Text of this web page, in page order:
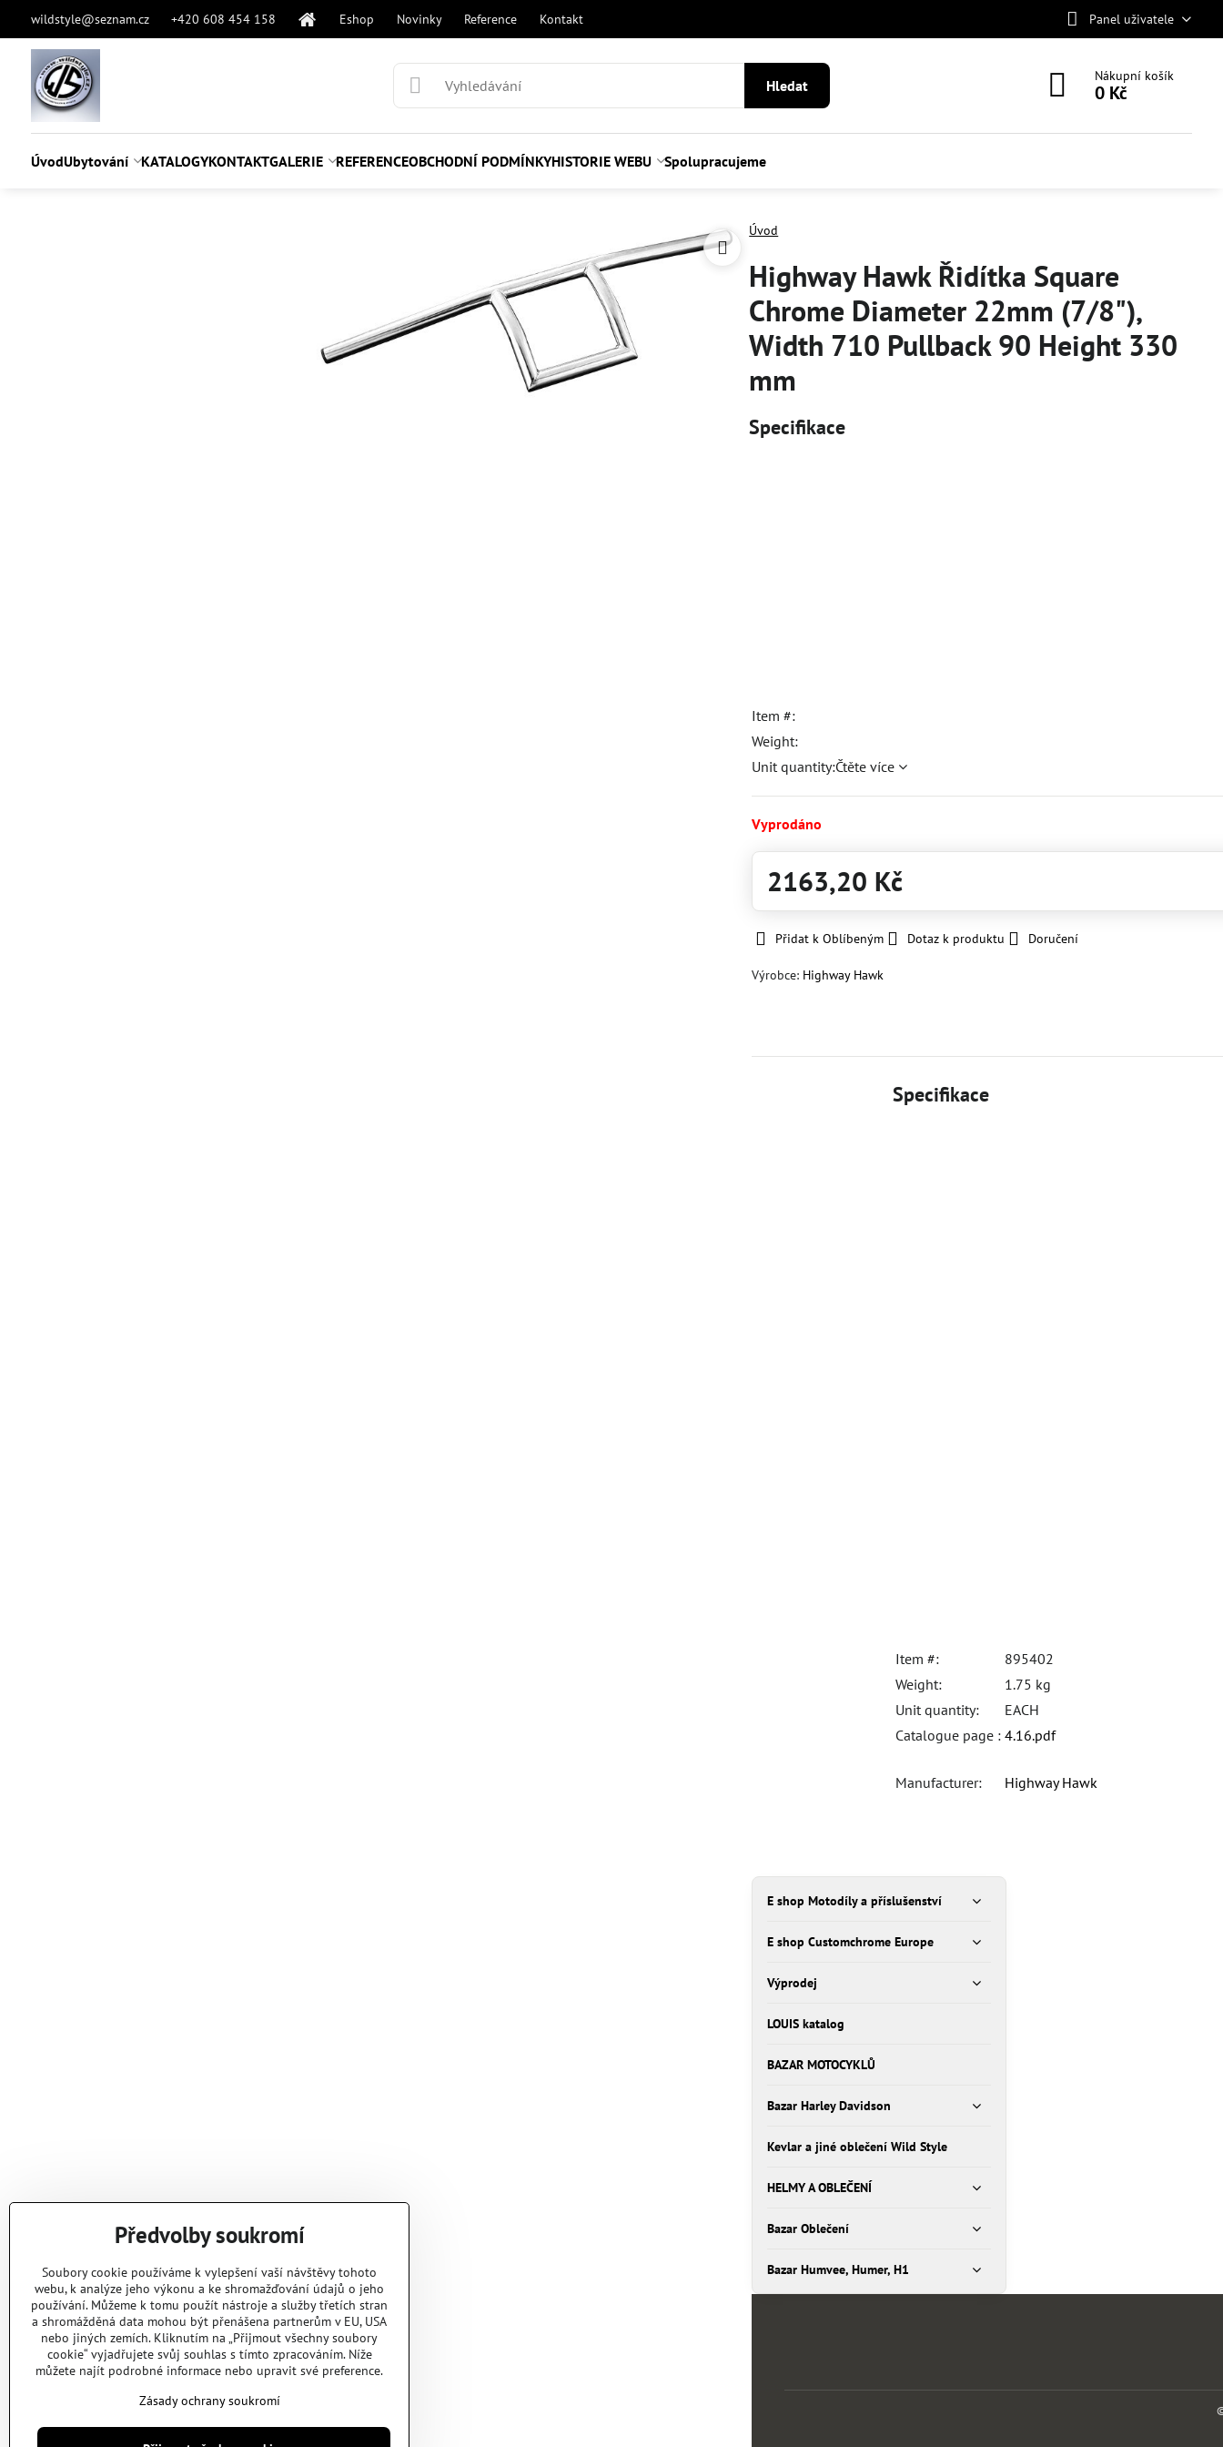
wildstyle@seznam.cz +420 608 454 158 Eshop Novinky Reference Kontakt Panel uživatele
Hledat
Nákupní košík
0 Kč
ÚvodUbytování KATALOGYKONTAKTGALERIE REFERENCEOBCHODNÍ PODMÍNKYHISTORIE WEBU Spolupracujeme
Úvod
Highway Hawk Řidítka Square
Chrome Diameter 22mm (7/8"),
Width 710 Pullback 90 Height 330
mm
Specifikace
Item #:
Weight:
Unit quantity:Čtěte více
Vyprodáno
2163,20 Kč
Přidat k Oblíbeným Dotaz k produktu Doručení
Výrobce: Highway Hawk
Specifikace
Item #:
895402
Weight:
1.75 kg
Unit quantity:
EACH
Catalogue page : 4.16.pdf
Manufacturer: Highway Hawk
E shop Motodíly a příslušenství
E shop Customchrome Europe
Výprodej
LOUIS katalog
BAZAR MOTOCYKLŮ
Bazar Harley Davidson
Kevlar a jiné oblečení Wild Style
HELMY A OBLEČENÍ
Bazar Oblečení
Bazar Humvee, Humer, H1
Předvolby soukromí
Soubory cookie používáme k vylepšení vaší návštěvy tohoto
webu, k analýze jeho výkonu a ke shromažďování údajů o jeho
používání. Můžeme k tomu použít nástroje a služby třetích stran
a shromážděná data mohou být přenášena partnerům v EU, USA
nebo jiných zemích. Kliknutím na „Přijmout všechny soubory
cookie“ vyjadřujete svůj souhlas s tímto zpracováním. Níže
můžete najít podrobné informace nebo upravit své preference.
Zásady ochrany soukromí